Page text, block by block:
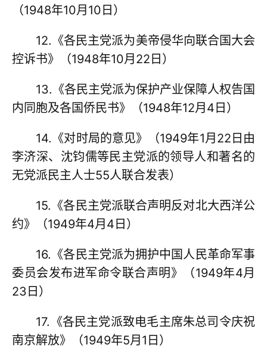
（1948年10月10日）
12.《各民主党派为美帝侵华向联合国大会
控诉书》（1948年10月22日）
13.《各民主党派为保护产业保障人权告国
内同胞及各国侨民书》（1948年12月4日）
14.《对时局的意见》（1949年1月22日由
李济深、沈钧儒等民主党派的领导人和著名的
无党派民主人士55人联合发表）
15.《各民主党派联合声明反对北大西洋公
约》（1949年4月4日）
16.《各民主党派为拥护中国人民革命军事
委员会发布进军命令联合声明》（1949年4月
23日）
17.《各民主党派致电毛主席朱总司令庆祝
南京解放》（1949年5月1日）